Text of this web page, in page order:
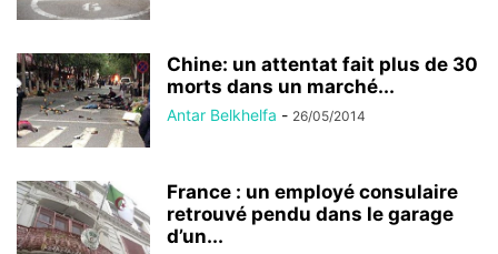
Chine: un attentat fait plus de 30
morts dans un marché...
Antar Belkhelfa - 26/05/2014
France : un employé consulaire
retrouvé pendu dans le garage
d’un...